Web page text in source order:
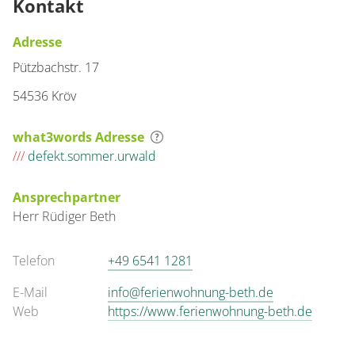
Kontakt
Adresse
Pützbachstr. 17
54536 Kröv
what3words Adresse
/// defekt.sommer.urwald
Ansprechpartner
Herr Rüdiger Beth
Telefon
+49 6541 1281
E-Mail
info@ferienwohnung-beth.de
Web
https://www.ferienwohnung-beth.de